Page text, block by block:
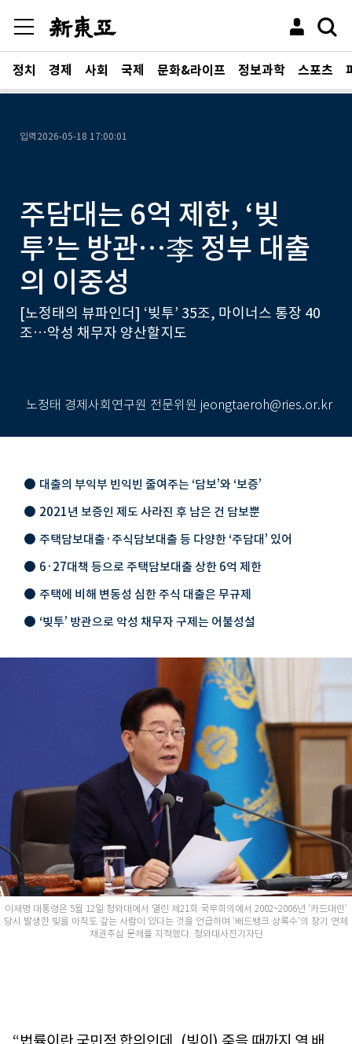
정치 경제 사회 국제 문화&라이프 정보과학 스포츠
입력 2026-05-18 17:00:01
주담대는 6억 제한, ‘빚
투’는 방관…李 정부 대출
의 이중성
[노정태의 뷰파인더] ‘빚투’ 35조, 마이너스 통장 40
조…악성 채무자 양산할지도
노정태 경제사회연구원 전문위원 jeongtaeroh@ries.or.kr
대출의 부익부 빈익빈 줄여주는 ‘담보’와 ‘보증’
2021년 보증인 제도 사라진 후 남은 건 담보뿐
주택담보대출·주식담보대출 등 다양한 ‘주담대’ 있어
6·27대책 등으로 주택담보대출 상한 6억 제한
주택에 비해 변동성 심한 주식 대출은 무규제
‘빚투’ 방관으로 악성 채무자 구제는 어불성설
이재명 대통령은 5월 12일 청와대에서 열린 제21회 국무회의에서 2002~2006년 ‘카드대란’
당시 발생한 빚을 아직도 갚는 사람이 있다는 것을 언급하며 ‘배드뱅크 상록수’의 장기 연체
채권추심 문제를 지적했다. 청와대사진기자단